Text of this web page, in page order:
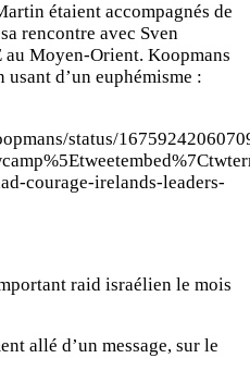
étaient accompagnés de
rencontre avec Sven
au Moyen-Orient. Koopmans
d’un euphémisme :
status/
courage-irelands-leaders-
raid israélien le mois
allé d’un message, sur le